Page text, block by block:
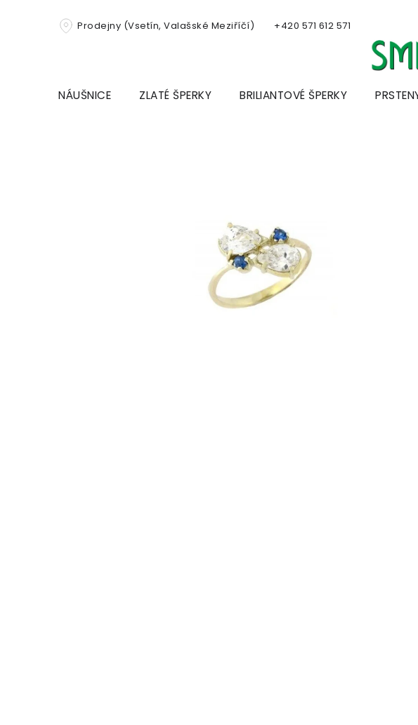
Prodejny (Vsetín, Valašské Meziříčí) +420 571 612 571
NÁUŠNICE ZLATÉ ŠPERKY BRILIANTOVÉ ŠPERKY